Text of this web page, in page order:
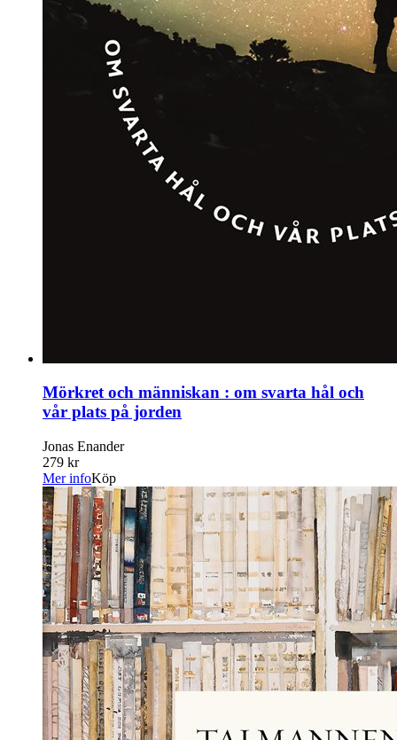
Mörkret och människan : om svarta hål och
vår plats på jorden
Jonas Enander
279 kr
Mer infoKöp